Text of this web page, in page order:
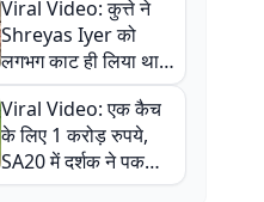
Video वायरल
Viral Video: कुत्ते ने
Shreyas Iyer को
लगभग काट ही लिया था,
न्यूजीलैंड सीरीज से पहले
बाल-बाल बचे
Viral Video: एक कैच
के लिए 1 करोड़ रुपये,
SA20 में दर्शक ने पकड़ा
एक हाथ से गजब का कैच